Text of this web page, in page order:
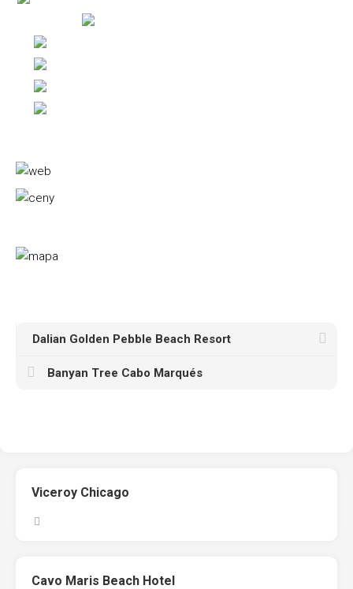
Dalian Golden Pebble Beach Resort
Banyan Tree Cabo Marqués
Viceroy Chicago
Cavo Maris Beach Hotel